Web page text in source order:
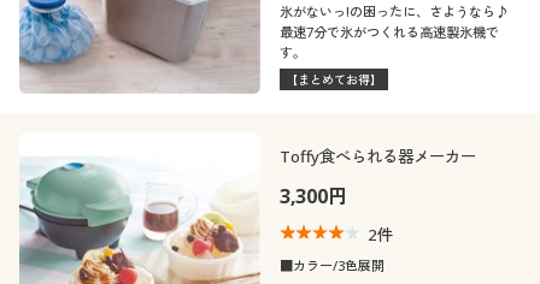
氷がないっ!の困ったに、さようなら♪
最速7分で氷がつくれる高速製氷機で
す。
【まとめてお得】
Toffy食べられる器メーカー
3,300円
2件
■カラー/3色展開